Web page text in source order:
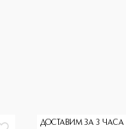
ДОСТАВИМ ЗА 3 ЧАСА